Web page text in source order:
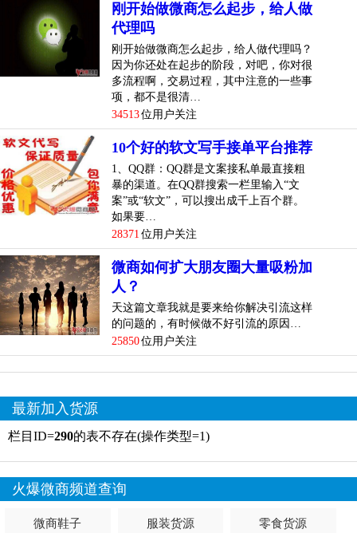
刚开始做微商怎么起步，给人做
代理吗
刚开始做微商怎么起步，给人做代理吗？
因为你还处在起步的阶段，对吧，你对很
多流程啊，交易过程，其中注意的一些事
项，都不是很清…
34513位用户关注
10个好的软文写手接单平台推荐
1、QQ群：QQ群是文案接私单最直接粗
暴的渠道。在QQ群搜索一栏里输入“文
案”或“软文”，可以搜出成千上百个群。
如果要…
28371 位用户关注
微商如何扩大朋友圈大量吸粉加
人？
天这篇文章我就是要来给你解决引流这样
的问题的，有时候做不好引流的原因…
25850位用户关注
最新加入货源
栏目ID=290的表不存在(操作类型=1)
火爆微商频道查询
微商鞋子 服装货源 零食货源